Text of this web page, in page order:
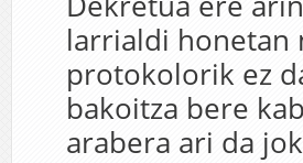
larrialdi honetan
protokolorik ez
bakoitza bere
arabera ari da